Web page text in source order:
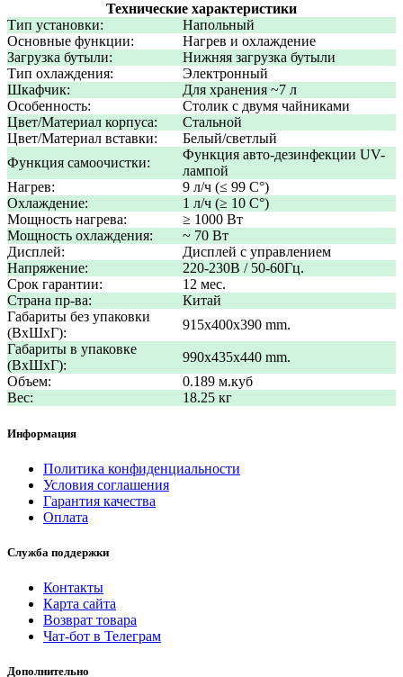
Технические характеристики
Тип установки:
Напольный
Основные функции:
Нагрев и охлаждение
Загрузка бутыли:
Нижняя загрузка бутыли
Тип охлаждения:
Электронный
Шкафчик:
Для хранения ~7 л
Особенность:
Столик с двумя чайниками
Цвет/Материал корпуса:
Стальной
Цвет/Материал вставки:
Белый/светлый
Функция самоочистки:
Функция авто-дезинфекции UV-
лампой
Нагрев:
9 л/ч (≤ 99 C°)
Охлаждение:
1 л/ч (≥ 10 C°)
Мощность нагрева:
≥ 1000 Вт
Мощность охлаждения:
~ 70 Вт
Дисплей:
Дисплей с управлением
Напряжение:
220-230В / 50-60Гц.
Срок гарантии:
12 мес.
Страна пр-ва:
Китай
Габариты без упаковки
(ВxШxГ):
915x400x390 mm.
Габариты в упаковке
(ВxШxГ):
990x435x440 mm.
Объем:
0.189 м.куб
Вес:
18.25 кг
Информация
Политика конфиденциальности
Условия соглашения
Гарантия качества
Оплата
Служба поддержки
Контакты
Карта сайта
Возврат товара
Чат-бот в Телеграм
Дополнительно